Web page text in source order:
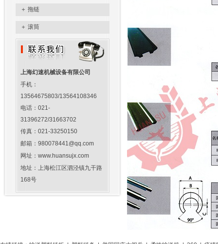
＋ 拖链
＋ 滚筒
上海幻速机械设备有限公司
手机：
13564675803/13564108346
电话：021-
31396272/31663702
传真：021-33250150
邮箱：980078441@qq.com
网址：www.huansujx.com
地址：上海松江区泗泾镇九干路
168号